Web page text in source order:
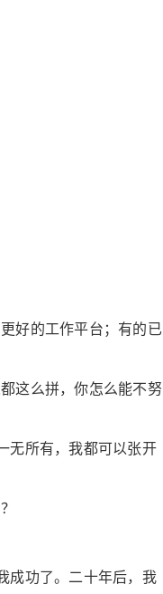
好的工作平台；有的已
这么拼，你怎么能不努
无所有，我都可以张开
成功了。二十年后，我